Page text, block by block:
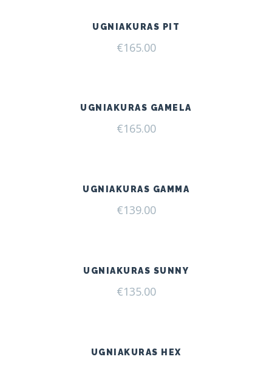
UGNIAKURAS PIT
€165.00
UGNIAKURAS GAMELA
€165.00
UGNIAKURAS GAMMA
€139.00
UGNIAKURAS SUNNY
€135.00
UGNIAKURAS HEX